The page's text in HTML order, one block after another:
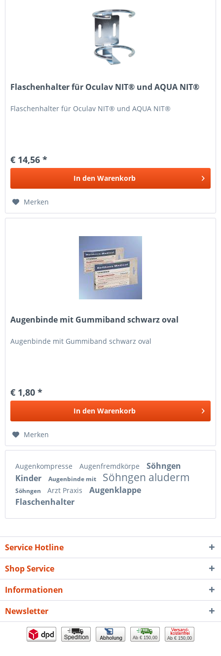
Flaschenhalter für Oculav NIT® und AQUA NIT®
Flaschenhalter für Oculav NIT® und AQUA NIT®
€ 14,56 *
In den Warenkorb
Merken
Augenbinde mit Gummiband schwarz oval
Augenbinde mit Gummiband schwarz oval
€ 1,80 *
In den Warenkorb
Merken
Augenkompresse Augenfremdkörpe
Söhngen
Kinder
Augenbinde mit Söhngen aluderm
Söhngen Arzt Praxis
Augenklappe
Flaschenhalter
Service Hotline
Shop Service
Informationen
Newsletter
Ab € 150,00 Ab € 150,00